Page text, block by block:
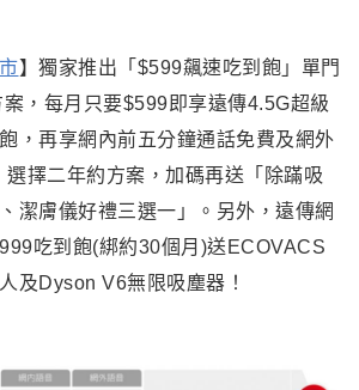
】獨家推出「$599飆速吃到飽」單門
，每月只要$599即享遠傳4.5G超級
，再享網內前五分鐘通話免費及網外
擇二年約方案，加碼再送「除蹣吸
潔膚儀好禮三選一」。另外，遠傳網
吃到飽(綁約30個月)送ECOVACS
及Dyson V6無限吸塵器！